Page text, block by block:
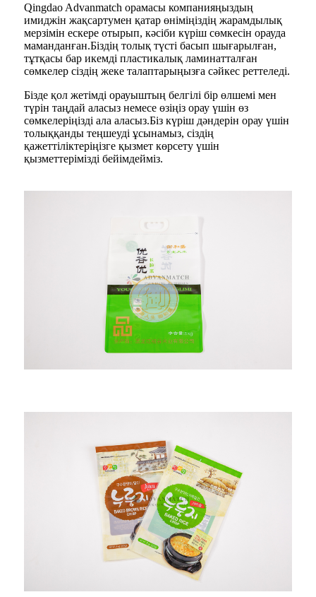
Qingdao Advanmatch орамасы компанияңыздың
имиджін жақсартумен қатар өніміңіздің жарамдылық
мерзімін ескере отырып, кәсіби күріш сөмкесін орауда
маманданған.Біздің толық түсті басып шығарылған,
тұтқасы бар икемді пластикалық ламинатталған
сөмкелер сіздің жеке талаптарыңызға сәйкес реттеледі.
Бізде қол жетімді орауыштың белгілі бір өлшемі мен
түрін таңдай аласыз немесе өзіңіз орау үшін өз
сөмкелеріңізді ала аласыз.Біз күріш дәндерін орау үшін
толыққанды теңшеуді ұсынамыз, сіздің
қажеттіліктеріңізге қызмет көрсету үшін
қызметтерімізді бейімдейміз.